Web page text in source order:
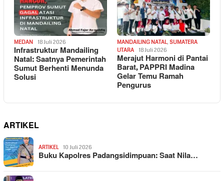
MEDAN 18 Juli 2026
Infrastruktur Mandailing
Natal: Saatnya Pemerintah
Sumut Berhenti Menunda
Solusi
MANDAILING NATAL, SUMATERA
UTARA
18 Juli 2026
Merajut Harmoni di Pantai
Barat, PAPPRI Madina
Gelar Temu Ramah
Pengurus
ARTIKEL
ARTIKEL 10 Juli 2026
Buku Kapolres Padangsidimpuan: Saat Nila…